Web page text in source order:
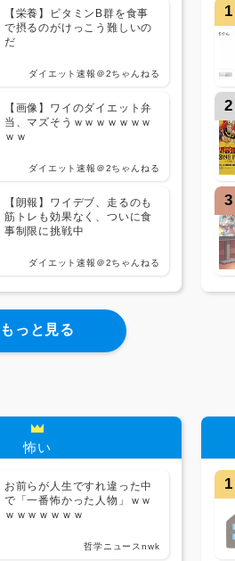
【栄養】ビタミンB群を食事
で摂るのがけっこう難しいの
だ
ダイエット速報＠2ちゃんねる
【画像】ワイのダイエット弁
当、マズそうｗｗｗｗｗｗｗ
ｗｗ
ダイエット速報＠2ちゃんねる
【朗報】ワイデブ、走るのも
筋トレも効果なく、ついに食
事制限に挑戦中
ダイエット速報＠2ちゃんねる
もっと見る
1
2
3
怖い
お前らが人生ですれ違った中
で「一番怖かった人物」ｗｗ
ｗｗｗｗｗｗｗ
哲学ニュースnwk
1